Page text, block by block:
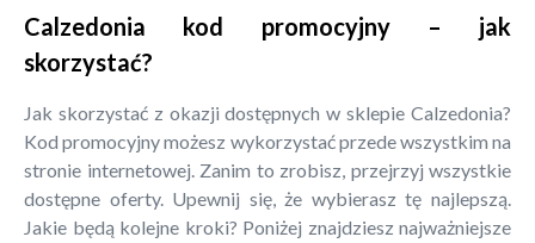
Calzedonia kod promocyjny – jak
skorzystać?
Jak skorzystać z okazji dostępnych w sklepie Calzedonia?
Kod promocyjny możesz wykorzystać przede wszystkim na
stronie internetowej. Zanim to zrobisz, przejrzyj wszystkie
dostępne oferty. Upewnij się, że wybierasz tę najlepszą.
Jakie będą kolejne kroki? Poniżej znajdziesz najważniejsze